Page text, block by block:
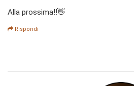
Alla prossima!!👋
Rispondi